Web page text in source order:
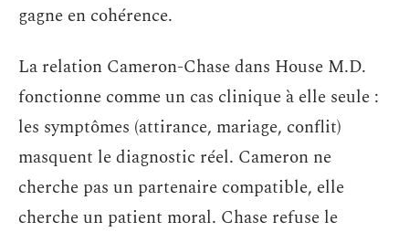
gagne en cohérence.
La relation Cameron-Chase dans House M.D.
fonctionne comme un cas clinique à elle seule :
les symptômes (attirance, mariage, conflit)
masquent le diagnostic réel. Cameron ne
cherche pas un partenaire compatible, elle
cherche un patient moral. Chase refuse le